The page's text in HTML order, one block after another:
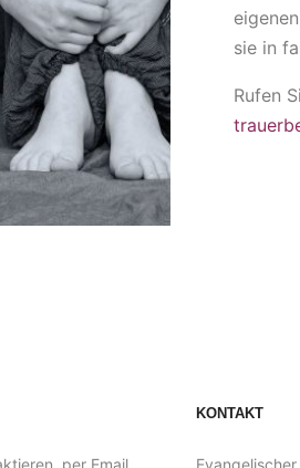
sie in
Rufen
per Email,
KONTAKT